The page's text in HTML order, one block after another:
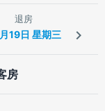
退房
房